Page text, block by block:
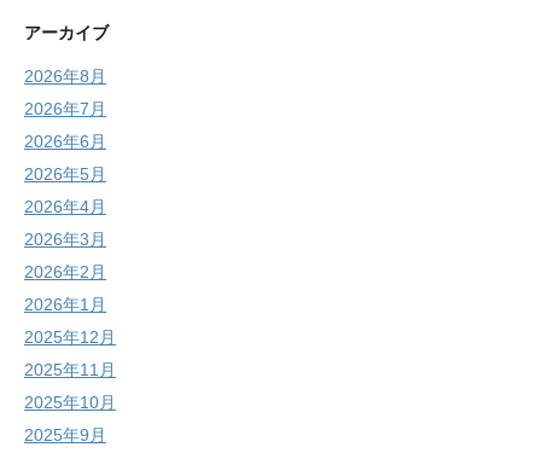
アーカイブ
2026年8月
2026年7月
2026年6月
2026年5月
2026年4月
2026年3月
2026年2月
2026年1月
2025年12月
2025年11月
2025年10月
2025年9月